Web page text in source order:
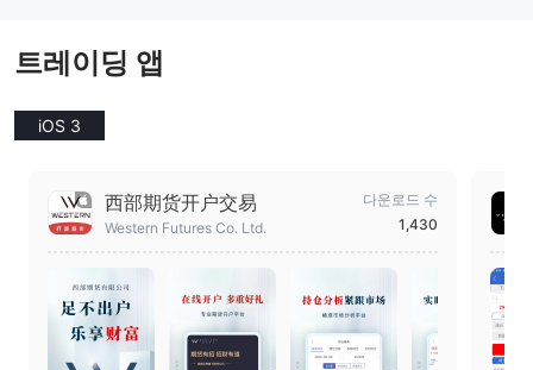
트레이딩 앱
iOS 3
西部期货开户交易
Western Futures Co. Ltd.
다운로드 수
1,430